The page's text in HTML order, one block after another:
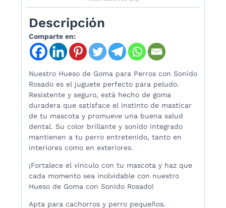
Descripción
Comparte en:
Nuestro Hueso de Goma para Perros con Sonido
Rosado es el juguete perfecto para peludo.
Resistente y seguro, está hecho de goma
duradera que satisface el instinto de masticar
de tu mascota y promueve una buena salud
dental. Su color brillante y sonido integrado
mantienen a tu perro entretenido, tanto en
interiores como en exteriores.
¡Fortalece el vínculo con tu mascota y haz que
cada momento sea inolvidable con nuestro
Hueso de Goma con Sonido Rosado!
Apta para cachorros y perro pequeños.